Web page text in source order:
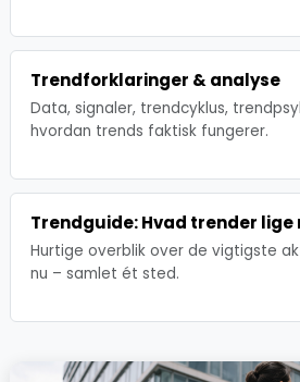
Trendforklaringer & analyse
Data, signaler, trendcyklus,
hvordan trends faktisk fungerer.
Trendguide: Hvad trender lige
Hurtige overblik over de vigtigste
nu – samlet ét sted.